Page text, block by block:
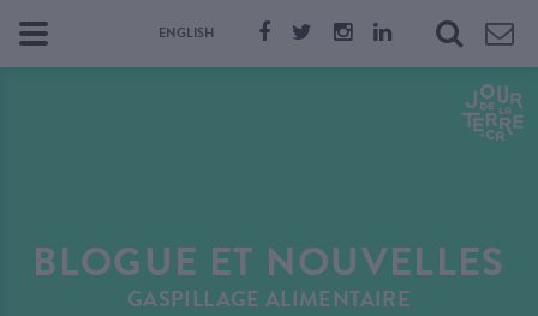
ENGLISH
BLOGUE ET NOUVELLES
GASPILLAGE ALIMENTAIRE